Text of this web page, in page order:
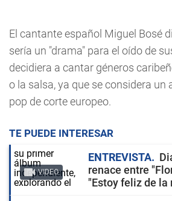
El cantante español Miguel Bosé
sería un "drama" para el oído de
decidiera a cantar géneros
o la salsa, ya que se considera un
pop de corte europeo.
TE PUEDE INTERESAR
VIDEO
ENTREVISTA
renace entre
"Estoy feliz de la